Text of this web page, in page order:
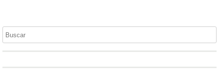
Buscar